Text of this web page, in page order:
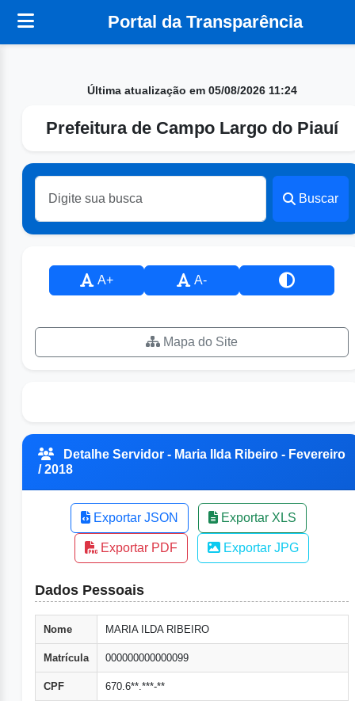
Portal da Transparência
Última atualização em 05/08/2026 11:24
Prefeitura de Campo Largo do Piauí
Buscar
A+ A-
Mapa do Site
Detalhe Servidor - Maria Ilda Ribeiro - Fevereiro
/ 2018
Exportar JSON Exportar XLS
Exportar PDF Exportar JPG
Dados Pessoais
Nome MARIA ILDA RIBEIRO
Matrícula 000000000000099
CPF 670.6**.***-**